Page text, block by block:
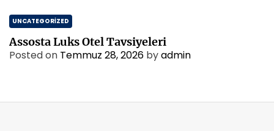
UNCATEGORIZED
Assosta Luks Otel Tavsiyeleri
Posted on Temmuz 28, 2026 byadmin